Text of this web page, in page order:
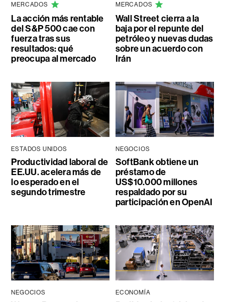
MERCADOS
La acción más rentable
del S&P 500 cae con
fuerza tras sus
resultados: qué
preocupa al mercado
MERCADOS
Wall Street cierra a la
baja por el repunte del
petróleo y nuevas dudas
sobre un acuerdo con
Irán
ESTADOS UNIDOS
Productividad laboral de
EE.UU. acelera más de
lo esperado en el
segundo trimestre
NEGOCIOS
SoftBank obtiene un
préstamo de
US$10.000 millones
respaldado por su
participación en OpenAI
NEGOCIOS ECONOMÍA